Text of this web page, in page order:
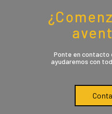
Ponte en contacto
ayudaremos con